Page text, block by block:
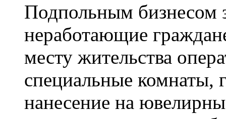
Подпольным бизнесом
неработающие
месту жительства
специальные комнаты,
нанесение на